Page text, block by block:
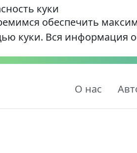
куки
обеспечить
куки. Вся информация
О нас